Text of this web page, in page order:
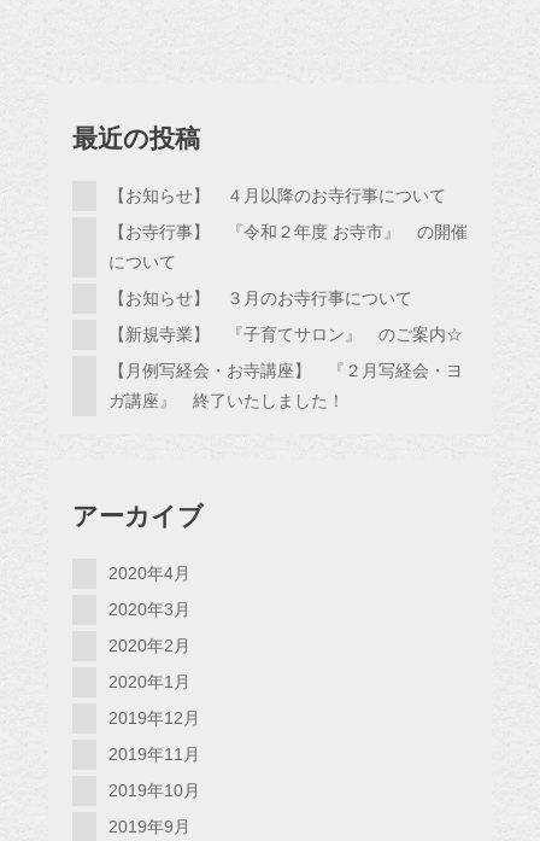
最近の投稿
【お知らせ】 ４月以降のお寺行事について
【お寺行事】 『令和２年度 お寺市』 の開催
について
【お知らせ】 ３月のお寺行事について
【新規寺業】 『子育てサロン』 のご案内☆
【月例写経会・お寺講座】 『２月写経会・ヨ
ガ講座』 終了いたしました！
アーカイブ
2020年4月
2020年3月
2020年2月
2020年1月
2019年12月
2019年11月
2019年10月
2019年9月